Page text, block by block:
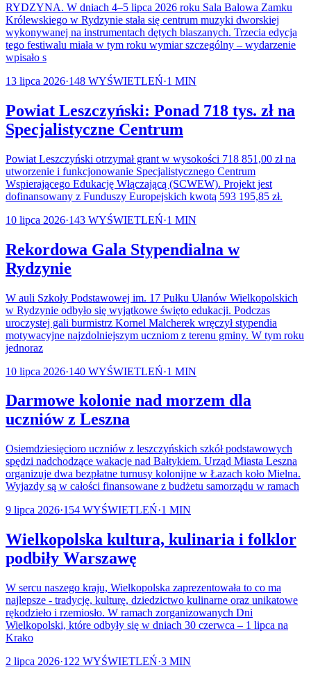
RYDZYNA. W dniach 4–5 lipca 2026 roku Sala Balowa Zamku
Królewskiego w Rydzynie stała się centrum muzyki dworskiej
wykonywanej na instrumentach dętych blaszanych. Trzecia edycja
tego festiwalu miała w tym roku wymiar szczególny – wydarzenie
wpisało s
13 lipca 2026·148 WYŚWIETLEŃ·1 MIN
Powiat Leszczyński: Ponad 718 tys. zł na
Specjalistyczne Centrum
Powiat Leszczyński otrzymał grant w wysokości 718 851,00 zł na
utworzenie i funkcjonowanie Specjalistycznego Centrum
Wspierającego Edukację Włączającą (SCWEW). Projekt jest
dofinansowany z Funduszy Europejskich kwotą 593 195,85 zł.
10 lipca 2026·143 WYŚWIETLEŃ·1 MIN
Rekordowa Gala Stypendialna w
Rydzynie
W auli Szkoły Podstawowej im. 17 Pułku Ułanów Wielkopolskich
w Rydzynie odbyło się wyjątkowe święto edukacji. Podczas
uroczystej gali burmistrz Kornel Malcherek wręczył stypendia
motywacyjne najzdolniejszym uczniom z terenu gminy. W tym roku
jednoraz
10 lipca 2026·140 WYŚWIETLEŃ·1 MIN
Darmowe kolonie nad morzem dla
uczniów z Leszna
Osiemdziesięcioro uczniów z leszczyńskich szkół podstawowych
spędzi nadchodzące wakacje nad Bałtykiem. Urząd Miasta Leszna
organizuje dwa bezpłatne turnusy kolonijne w Łazach koło Mielna.
Wyjazdy są w całości finansowane z budżetu samorządu w ramach
9 lipca 2026·154 WYŚWIETLEŃ·1 MIN
Wielkopolska kultura, kulinaria i folklor
podbiły Warszawę
W sercu naszego kraju, Wielkopolska zaprezentowała to co ma
najlepsze - tradycję, kulturę, dziedzictwo kulinarne oraz unikatowe
rękodzieło i rzemiosło. W ramach zorganizowanych Dni
Wielkopolski, które odbyły się w dniach 30 czerwca – 1 lipca na
Krako
2 lipca 2026·122 WYŚWIETLEŃ·3 MIN